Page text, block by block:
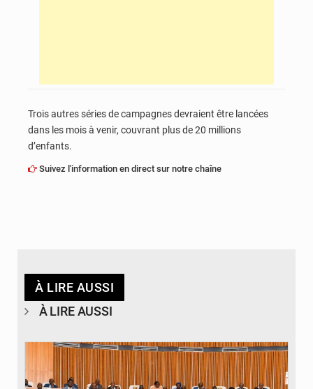
Trois autres séries de campagnes devraient être lancées
dans les mois à venir, couvrant plus de 20 millions
d’enfants.
Suivez l'information en direct sur notre chaîne
À LIRE AUSSI
À LIRE AUSSI